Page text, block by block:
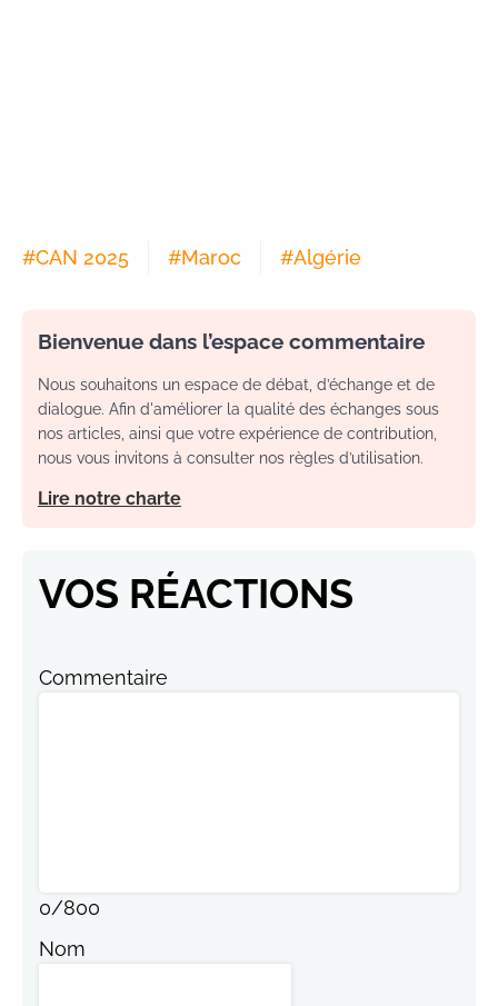
#CAN 2025 #Maroc #Algérie
Bienvenue dans l’espace commentaire
Nous souhaitons un espace de débat, d’échange et de
dialogue. Afin d'améliorer la qualité des échanges sous
nos articles, ainsi que votre expérience de contribution,
nous vous invitons à consulter nos règles d’utilisation.
Lire notre charte
VOS RÉACTIONS
Commentaire
0/800
Nom